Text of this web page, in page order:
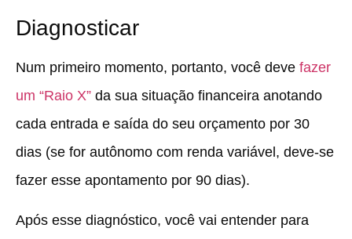
Diagnosticar
Num primeiro momento, portanto, você deve fazer
um “Raio X” da sua situação financeira anotando
cada entrada e saída do seu orçamento por 30
dias (se for autônomo com renda variável, deve-se
fazer esse apontamento por 90 dias).
Após esse diagnóstico, você vai entender para